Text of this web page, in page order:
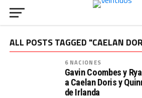
ALL POSTS TAGGED "CAELAN
6 NACIONES
Gavin Coombes y
a Caelan Doris y
de Irlanda